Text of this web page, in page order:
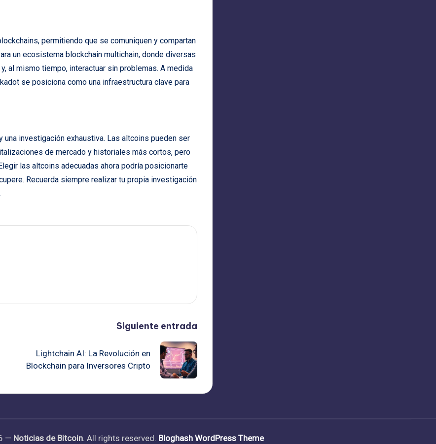
permitiendo que se comuniquen y compartan
un ecosistema blockchain multichain, donde diversas
al mismo tiempo, interactuar sin problemas. A medida
se posiciona como una infraestructura clave para
investigación exhaustiva. Las altcoins pueden ser
de mercado y historiales más cortos, pero
las altcoins adecuadas ahora podría posicionarte
Recuerda siempre realizar tu propia investigación
Siguiente entrada
Lightchain AI: La Revolución en
Blockchain para Inversores Cripto
— Noticias de Bitcoin. All rights reserved. Bloghash WordPress Theme